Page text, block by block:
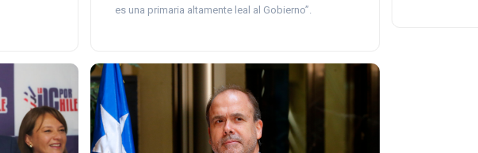
es una primaria altamente leal al Gobierno”.